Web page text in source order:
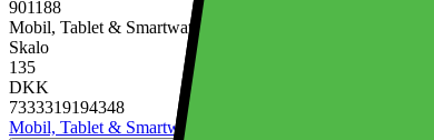
901188
Mobil, Tablet & Smartwatch, Mobiltilbehør, Mobilcovers
Skalo
135
DKK
7333319194348
Mobil, Tablet & Smartwatch